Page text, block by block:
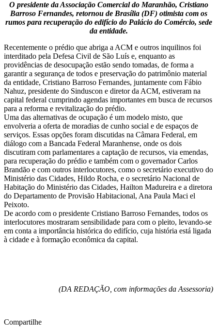
O presidente da Associação Comercial do Maranhão, Cristiano
Barroso Fernandes, retornou de Brasília (DF) otimista com os
rumos para recuperação do edifício do Palácio do Comércio, sede
da entidade.
Recentemente o prédio que abriga a ACM e outros inquilinos foi
interditado pela Defesa Civil de São Luís e, enquanto as
providências de desocupação estão sendo tomadas, de forma a
garantir a segurança de todos e preservação do patrimônio material
da entidade, Cristiano Barroso Fernandes, juntamente com Fábio
Nahuz, presidente do Sinduscon e diretor da ACM, estiveram na
capital federal cumprindo agendas importantes em busca de recursos
para a reforma e revitalização do prédio.
Uma das alternativas de ocupação é um modelo misto, que
envolveria a oferta de moradias de cunho social e de espaços de
serviços. Essas opções foram discutidas na Câmara Federal, em
diálogo com a Bancada Federal Maranhense, onde os dois
discutiram com parlamentares a captação de recursos, via emendas,
para recuperação do prédio e também com o governador Carlos
Brandão e com outros interlocutores, como o secretário executivo do
Ministério das Cidades, Hildo Rocha, e o secretário Nacional de
Habitação do Ministério das Cidades, Hailton Madureira e a diretora
do Departamento de Provisão Habitacional, Ana Paula Maci el
Peixoto.
De acordo com o presidente Cristiano Barroso Fernandes, todos os
interlocutores mostraram sensibilidade para com o pleito, levando-se
em conta a importância histórica do edifício, cuja história está ligada
à cidade e à formação econômica da capital.
(DA REDAÇÃO, com informações da Assessoria)
Compartilhe